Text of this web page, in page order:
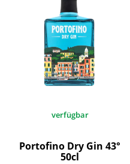
verfügbar
Portofino Dry Gin 43°
50cl